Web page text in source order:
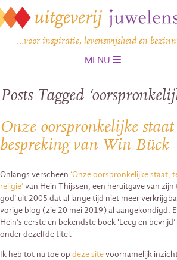
…voor inspiratie, levenswijsheid en
MENU
Posts Tagged
Onze oorspronkelijke staat
bespreking van Win Bück
Onlangs verscheen ‘Onze oorspronkelijke staat,
religie’van Hein Thijssen, een heruitgave van zijn
god’ uit 2005 dat al lange tijd niet meer
vorige blog (zie 20 mei 2019) al aangekondigd.
Hein’s eerste en bekendste boek ‘Leeg en
onder dezelfde titel.
Ik heb tot nu toe op deze sitevoornamelijk